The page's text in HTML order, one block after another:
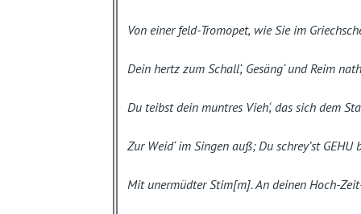
Von einer feld-Tromopet, wie Sie im
Dein hertz zum Schall‘, Gesäng‘ und Reim
Du teibst dein muntres Vieh‘, das sich dem
Zur Weid‘ im Singen auß; Du schrey’st GEHU
Mit unermüdter Stim[m]. An deinen Hoch-